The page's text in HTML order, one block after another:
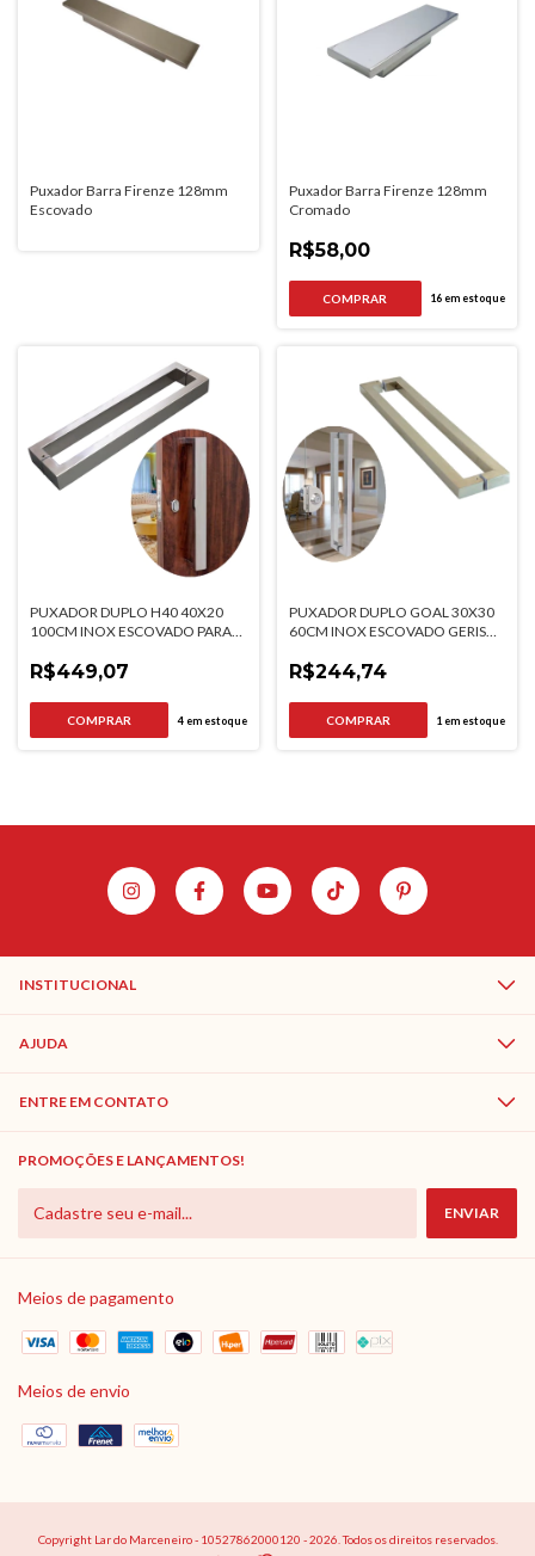
Puxador Barra Firenze 128mm
Escovado
Puxador Barra Firenze 128mm
Cromado
R$58,00
16em estoque
PUXADOR DUPLO H40 40X20
100CM INOX ESCOVADO PARA
R$449,07
4em estoque
PUXADOR DUPLO GOAL 30X30
60CM INOX ESCOVADO GERIS
R$244,74
1 em estoque
INSTITUCIONAL
AJUDA
ENTRE EM CONTATO
PROMOÇÕES E LANÇAMENTOS!
Meios de pagamento
Meios de envio
Copyright Lar do Marceneiro - 10527862000120 - 2026. Todos os direitos reservados.